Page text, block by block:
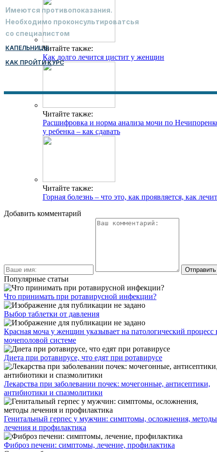
Читайте также:
Как долго лечится цистит у женщин
Читайте также:
Расшифровка и норма анализа мочи по
у ребенка – как сдавать
Читайте также:
Горная болезнь – что это, как проявляется, как
Добавить комментарий
Популярные статьи
Что принимать при ротавирусной инфекции?
Выбор таблетки от давления
Красная моча у женщин указывает на патологический процесс
мочеполовой системе
Диета при ротавирусе, что едят при ротавирусе
Лекарства при заболевании почек: мочегонные, антисептики,
антибиотики и спазмолитики
Генитальный герпес у мужчин: симптомы, осложнения, методы
лечения и профилактика
Фиброз печени: симптомы, лечение, профилактика
Имеются противопоказания.
Необходимо проконсультироватсья
со специалистом
КАПЕЛЬНИЦЫ
КАК ПРОЙТИ КУРС